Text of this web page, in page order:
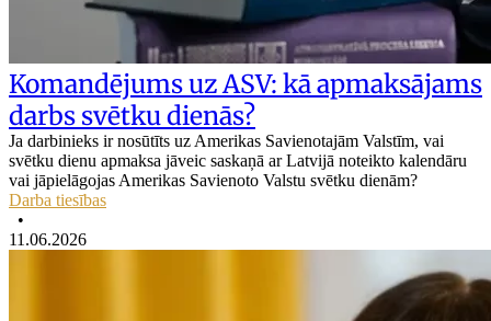
Komandējums uz ASV: kā apmaksājams
darbs svētku dienās?
Ja darbinieks ir nosūtīts uz Amerikas Savienotajām Valstīm, vai
svētku dienu apmaksa jāveic saskaņā ar Latvijā noteikto kalendāru
vai jāpielāgojas Amerikas Savienoto Valstu svētku dienām?
Darba tiesības
•
11.06.2026